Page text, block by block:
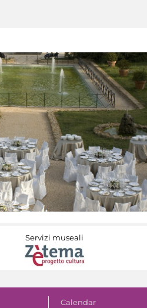
Servizi museali
Calendar